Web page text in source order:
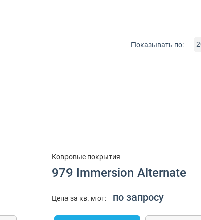
Показывать по:
Ковровые покрытия
979 Immersion Alternate
Цена за кв. м от: по запросу